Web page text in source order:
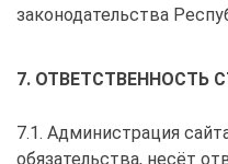
законодательства
7. ОТВЕТСТВЕННОСТЬ
7.1. Администрация
обязательства, несёт